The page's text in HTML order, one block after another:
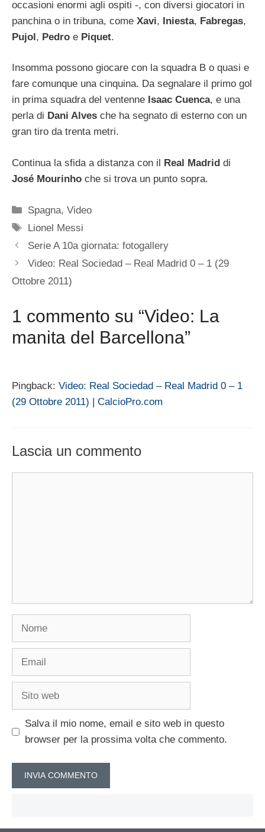
occasioni enormi agli ospiti -, con diversi giocatori in
panchina o in tribuna, come Xavi, Iniesta, Fabregas,
Pujol, Pedro e Piquet.
Insomma possono giocare con la squadra B o quasi e
fare comunque una cinquina. Da segnalare il primo gol
in prima squadra del ventenne Isaac Cuenca, e una
perla di Dani Alves che ha segnato di esterno con un
gran tiro da trenta metri.
Continua la sfida a distanza con il Real Madrid di
José Mourinho che si trova un punto sopra.
Categorie
Spagna,Video
Tag
Lionel Messi
Serie A 10a giornata: fotogallery
Video: Real Sociedad – Real Madrid 0 – 1 (29
Ottobre 2011)
1 commento su “Video: La
manita del Barcellona”
Pingback: Video: Real Sociedad – Real Madrid 0 – 1
(29 Ottobre 2011) | CalcioPro.com
Lascia un commento
Nome
Email
Sito
Salva il mio nome, email e sito web in questo
browser per la prossima volta che commento.